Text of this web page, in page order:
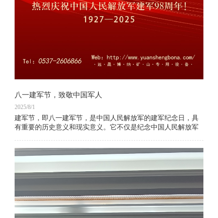
八一建军节，致敬中国军人
2025/8/1
建军节，即八一建军节，是中国人民解放军的建军纪念日，具
有重要的历史意义和现实意义。它不仅是纪念中国人民解放军
全国人民爱国热情，增强民族自豪感。这一天，全国各地会举
行各种形式的纪念活动，以表达对人民军队的崇高敬意和感激
之情。